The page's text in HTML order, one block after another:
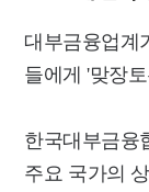
대부금융업계
들에게 '맞장
한국대부금융
주요 국가의